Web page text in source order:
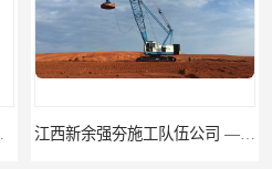
湖南强夯施工公司